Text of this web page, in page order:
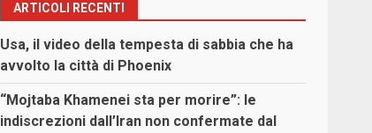
ARTICOLI RECENTI
Usa, il video della tempesta di sabbia che ha
avvolto la città di Phoenix
“Mojtaba Khamenei sta per morire”: le
indiscrezioni dall’Iran non confermate dal